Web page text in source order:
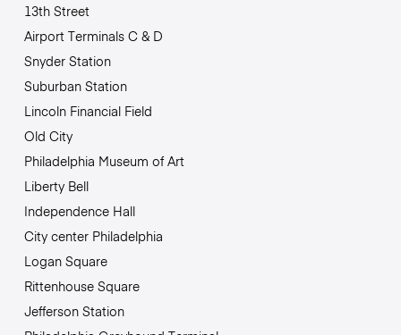
13th Street
Airport Terminals C & D
Snyder Station
Suburban Station
Lincoln Financial Field
Old City
Philadelphia Museum of Art
Liberty Bell
Independence Hall
City center Philadelphia
Logan Square
Rittenhouse Square
Jefferson Station